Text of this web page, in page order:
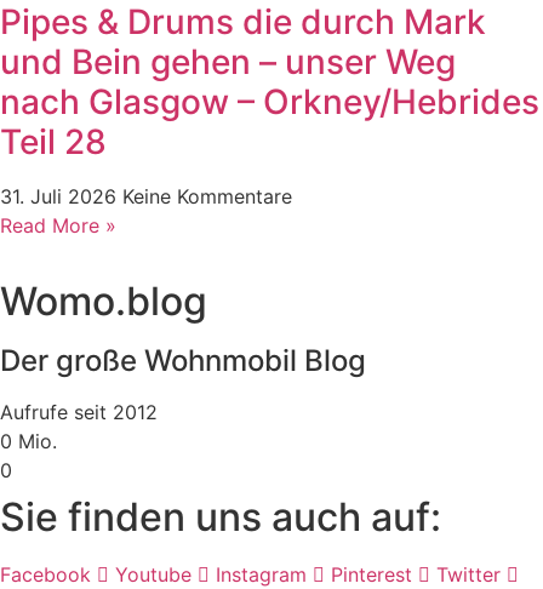
Pipes & Drums die durch Mark
und Bein gehen – unser Weg
nach Glasgow – Orkney/Hebrides
Teil 28
31. Juli 2026 Keine Kommentare
Read More »
Womo.blog
Der große Wohnmobil Blog​
Aufrufe seit 2012
0 Mio.
0
Sie finden uns auch auf:
Facebook Youtube Instagram Pinterest Twitter